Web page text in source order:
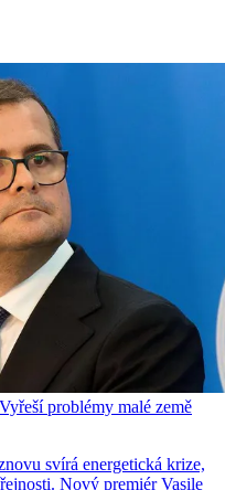
problémy malé země
svírá energetická krize,
Nový premiér Vasile